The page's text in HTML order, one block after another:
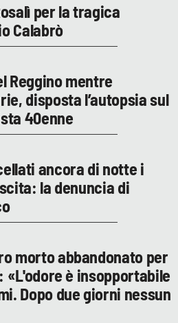
per la tragica
Calabrò
Reggino mentre
disposta l’autopsia sul
40enne
ancora di notte i
la denuncia di
morto abbandonato per
è insopportabile
Dopo due giorni nessun